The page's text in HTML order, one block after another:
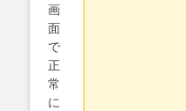
画
面
で
正
常
に